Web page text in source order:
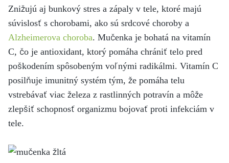
Znižujú aj bunkový stres a zápaly v tele, ktoré majú
súvislosť s chorobami, ako sú srdcové choroby a
Alzheimerova choroba. Mučenka je bohatá na vitamín
C, čo je antioxidant, ktorý pomáha chrániť telo pred
poškodením spôsobeným voľnými radikálmi. Vitamín C
posilňuje imunitný systém tým, že pomáha telu
vstrebávať viac železa z rastlinných potravín a môže
zlepšiť schopnosť organizmu bojovať proti infekciám v
tele.